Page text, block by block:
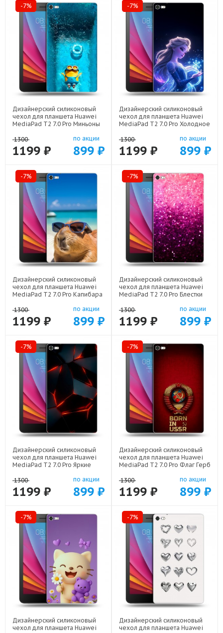
-7%
Дизайнерский силиконовый
чехол для планшета Huawei
MediaPad T2 7.0 Pro Миньоны
1300
1199 ₽
по акции
899 ₽
-7%
Дизайнерский силиконовый
чехол для планшета Huawei
MediaPad T2 7.0 Pro Холодное
1300
1199 ₽
по акции
899 ₽
-7%
Дизайнерский силиконовый
чехол для планшета Huawei
MediaPad T2 7.0 Pro Капибара
1300
1199 ₽
по акции
899 ₽
-7%
Дизайнерский силиконовый
чехол для планшета Huawei
MediaPad T2 7.0 Pro Блестки
1300
1199 ₽
по акции
899 ₽
-7%
Дизайнерский силиконовый
чехол для планшета Huawei
MediaPad T2 7.0 Pro Яркие
1300
1199 ₽
по акции
899 ₽
-7%
Дизайнерский силиконовый
чехол для планшета Huawei
MediaPad T2 7.0 Pro Флаг Герб
1300
1199 ₽
по акции
899 ₽
-7%
Дизайнерский силиконовый
чехол для планшета Huawei
-7%
Дизайнерский силиконовый
чехол для планшета Huawei